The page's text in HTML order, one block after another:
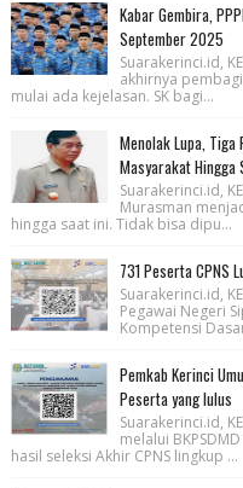
Kabar Gembira,
September 2025
Suarakerinci.id,
akhirnya
mulai ada kejelasan. SK bagi...
Menolak Lupa,
Masyarakat Hingga
Suarakerinci.id,
Murasman
hingga saat ini. Tidak bisa dipu...
731 Peserta CPNS
Suarakerinci.id,
Pegawai Negeri
Kompetensi
Pemkab Kerinci
Peserta yang lulus
Suarakerinci.id,
melalui
hasil seleksi Akhir CPNS lingkup ...